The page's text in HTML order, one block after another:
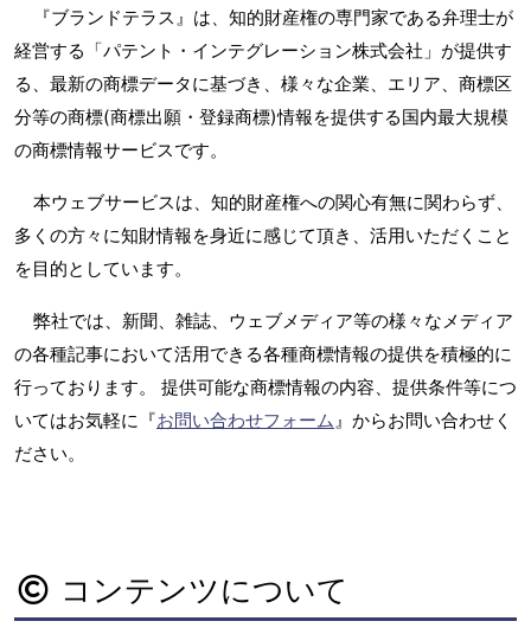
『ブランドテラス』は、知的財産権の専門家である弁理士が
経営する「パテント・インテグレーション株式会社」が提供す
る、最新の商標データに基づき、様々な企業、エリア、商標区
分等の商標(商標出願・登録商標)情報を提供する国内最大規模
の商標情報サービスです。
本ウェブサービスは、知的財産権への関心有無に関わらず、
多くの方々に知財情報を身近に感じて頂き、活用いただくこと
を目的としています。
弊社では、新聞、雑誌、ウェブメディア等の様々なメディア
の各種記事において活用できる各種商標情報の提供を積極的に
行っております。 提供可能な商標情報の内容、提供条件等につ
いてはお気軽に『お問い合わせフォーム 』からお問い合わせく
ださい。
コンテンツについて